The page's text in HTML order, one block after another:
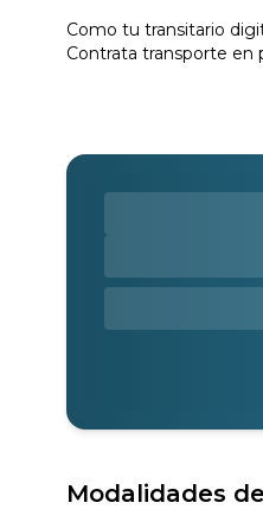
Como tu transitario
Contrata transporte en
Modalidades